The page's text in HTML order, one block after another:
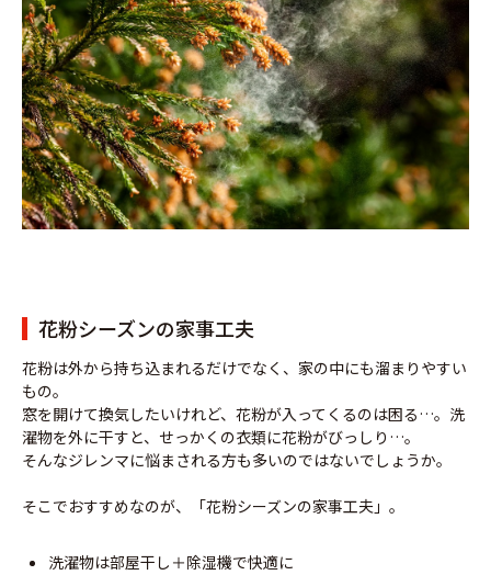
花粉シーズンの家事工夫
花粉は外から持ち込まれるだけでなく、家の中にも溜まりやすい
もの。
窓を開けて換気したいけれど、花粉が入ってくるのは困る…。洗
濯物を外に干すと、せっかくの衣類に花粉がびっしり…。
そんなジレンマに悩まされる方も多いのではないでしょうか。
そこでおすすめなのが、「花粉シーズンの家事工夫」。
洗濯物は部屋干し＋除湿機で快適に